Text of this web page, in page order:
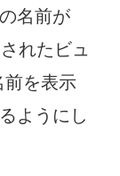
名前が
れたビュ
前を表示
ようにし